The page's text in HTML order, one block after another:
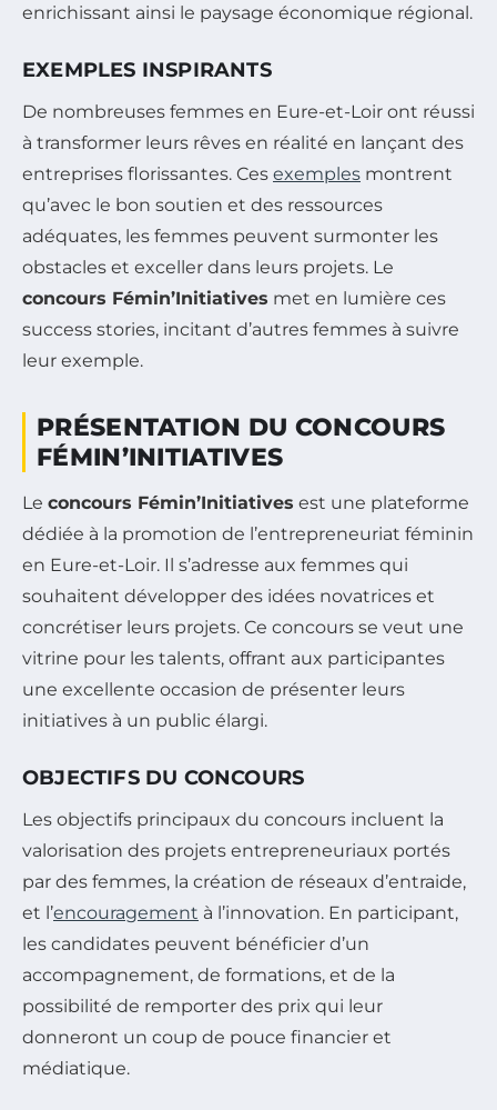
enrichissant ainsi le paysage économique régional.
EXEMPLES INSPIRANTS
De nombreuses femmes en Eure-et-Loir ont réussi
à transformer leurs rêves en réalité en lançant des
entreprises florissantes. Ces exemples montrent
qu’avec le bon soutien et des ressources
adéquates, les femmes peuvent surmonter les
obstacles et exceller dans leurs projets. Le
concours Fémin’Initiatives met en lumière ces
success stories, incitant d’autres femmes à suivre
leur exemple.
PRÉSENTATION DU CONCOURS
FÉMIN’INITIATIVES
Le concours Fémin’Initiatives est une plateforme
dédiée à la promotion de l’entrepreneuriat féminin
en Eure-et-Loir. Il s’adresse aux femmes qui
souhaitent développer des idées novatrices et
concrétiser leurs projets. Ce concours se veut une
vitrine pour les talents, offrant aux participantes
une excellente occasion de présenter leurs
initiatives à un public élargi.
OBJECTIFS DU CONCOURS
Les objectifs principaux du concours incluent la
valorisation des projets entrepreneuriaux portés
par des femmes, la création de réseaux d’entraide,
et l’encouragement à l’innovation. En participant,
les candidates peuvent bénéficier d’un
accompagnement, de formations, et de la
possibilité de remporter des prix qui leur
donneront un coup de pouce financier et
médiatique.